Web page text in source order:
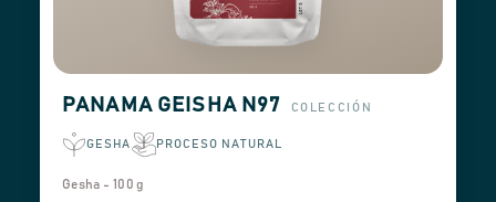
PANAMA GEISHA N97 COLECCIÓN
GESHA PROCESO NATURAL
Gesha - 100 g